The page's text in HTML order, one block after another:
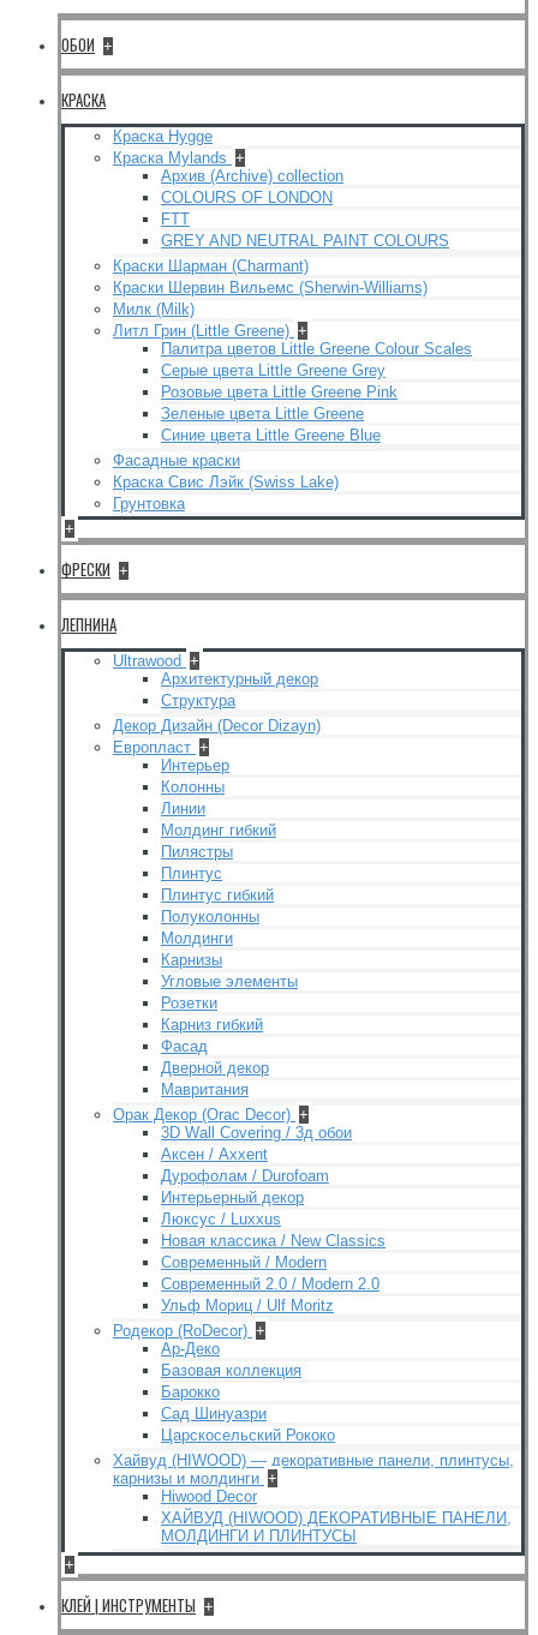
ОБОИ +
КРАСКА
Краска Hygge
Краска Mylands +
Архив (Archive) collection
COLOURS OF LONDON
FTT
GREY AND NEUTRAL PAINT COLOURS
Краски Шарман (Charmant)
Краски Шервин Вильемс (Sherwin-Williams)
Милк (Milk)
Литл Грин (Little Greene) +
Палитра цветов Little Greene Colour Scales
Серые цвета Little Greene Grey
Розовые цвета Little Greene Pink
Зеленые цвета Little Greene
Синие цвета Little Greene Blue
Фасадные краски
Краска Свис Лэйк (Swiss Lake)
Грунтовка
+
ФРЕСКИ +
ЛЕПНИНА
Ultrawood +
Архитектурный декор
Структура
Декор Дизайн (Decor Dizayn)
Европласт +
Интерьер
Колонны
Линии
Молдинг гибкий
Пилястры
Плинтус
Плинтус гибкий
Полуколонны
Молдинги
Карнизы
Угловые элементы
Розетки
Карниз гибкий
Фасад
Дверной декор
Мавритания
Орак Декор (Orac Decor) +
3D Wall Covering / 3д обои
Аксен / Axxent
Дурофолам / Durofoam
Интерьерный декор
Люксус / Luxxus
Новая классика / New Classics
Современный / Modern
Современный 2.0 / Modern 2.0
Ульф Мориц / Ulf Moritz
Родекор (RoDecor) +
Ар-Деко
Базовая коллекция
Барокко
Сад Шинуазри
Царскосельский Рококо
Хайвуд (HIWOOD) — декоративные панели, плинтусы,
карнизы и молдинги +
Hiwood Decor
ХАЙВУД (HIWOOD) ДЕКОРАТИВНЫЕ ПАНЕЛИ,
МОЛДИНГИ И ПЛИНТУСЫ
+
КЛЕЙ | ИНСТРУМЕНТЫ +